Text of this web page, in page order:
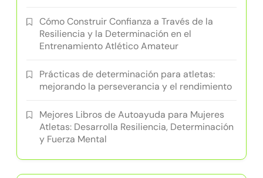
Cómo Construir Confianza a Través de la
Resiliencia y la Determinación en el
Entrenamiento Atlético Amateur
Prácticas de determinación para atletas:
mejorando la perseverancia y el rendimiento
Mejores Libros de Autoayuda para Mujeres
Atletas: Desarrolla Resiliencia, Determinación
y Fuerza Mental